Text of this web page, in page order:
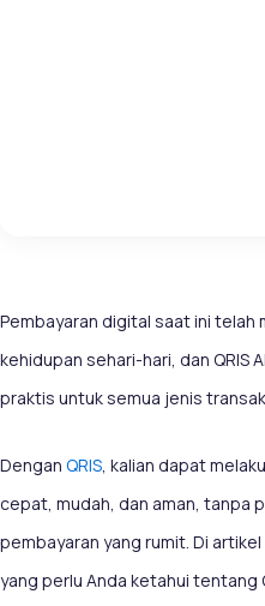
Pembayaran digital saat ini telah
kehidupan sehari-hari, dan QRIS
praktis untuk semua jenis
Dengan QRIS, kalian dapat
cepat, mudah, dan aman, tanpa
pembayaran yang rumit. Di
yang perlu Anda ketahui tentang